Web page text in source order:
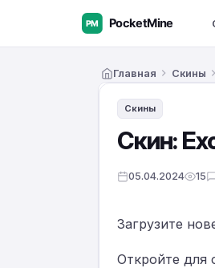
Главная Скины
Скины
Скин:
05.04.2024 15
Загрузите
Откройте для